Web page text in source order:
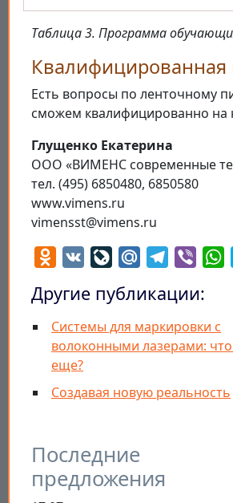
Последние
предложения
Таблица 3. Программа
Есть вопросы по ленточному
сможем квалифицированно на
Глущенко Екатерина
ООО «ВИМЕНС современные
тел. (495) 6850480, 6850580
www.vimens.ru
vimensst@vimens.ru
Odnoklassniki
VK LiveJournal
Mail.RuTelegram
Viber
Другие публикации:
Системы для маркировки с
волоконными лазерами:
еще?
Создавая новую реальность